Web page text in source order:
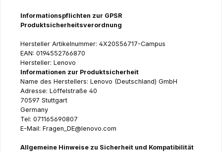
Informationspflichten zur GPSR
Produktsicherheitsverordnung
Hersteller Artikelnummer: 4X20S56717-Campus
EAN: 0194552766870
Hersteller: Lenovo
Informationen zur Produktsicherheit
Name des Herstellers: Lenovo (Deutschland) GmbH
Adresse: Löffelstraße 40
70597 Stuttgart
Germany
Tel: 071165690807
E-Mail: Fragen_DE@lenovo.com
Allgemeine Hinweise zu Sicherheit und Kompatibilität